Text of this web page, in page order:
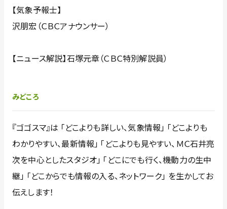
【気象予報士】
沢朋宏（ＣＢＣアナウンサー）
【ニュース解説】石塚元章（ＣＢＣ特別解説員）
みどころ
『ゴゴスマ』は 「どこよりも詳しい、気象情報」 「どこよりも
わかりやすい、最新情報」 「どこよりも見やすい、ＭＣ石井亮
次を中心としたスタジオ」 「どこにでも行く、機動力の生中
継」 「どこからでも情報の入る、ネットワーク」 を生かしてお
伝えします！